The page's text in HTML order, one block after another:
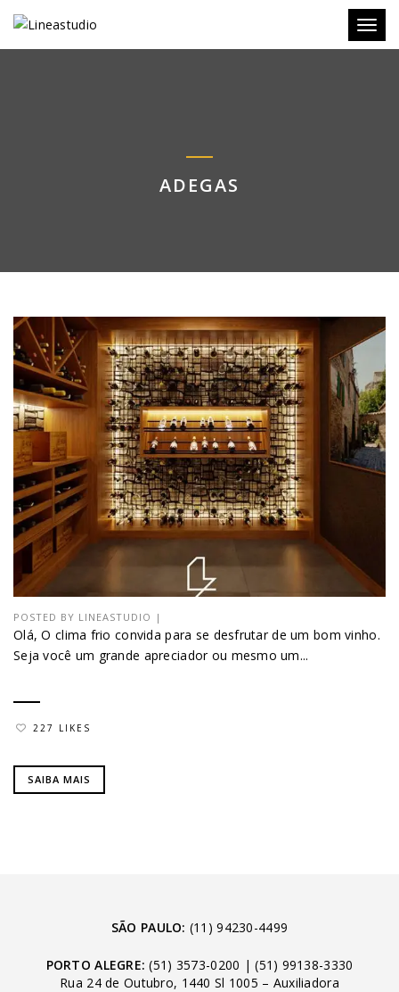
ADEGAS
POSTED BY LINEASTUDIO |
Olá, O clima frio convida para se desfrutar de um bom vinho.
Seja você um grande apreciador ou mesmo um...
227 LIKES
SAIBA MAIS
SÃO PAULO: (11) 94230-4499
PORTO ALEGRE: (51) 3573-0200 |(51) 99138-3330
Rua 24 de Outubro, 1440 Sl 1005 – Auxiliadora